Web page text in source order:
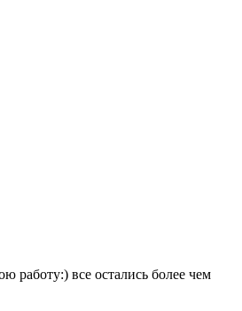
работу:) все остались более чем